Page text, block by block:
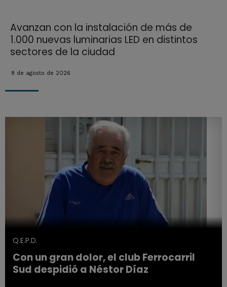
Avanzan con la instalación de más de
1.000 nuevas luminarias LED en distintos
sectores de la ciudad
8 de agosto de 2026
Q.E.P.D.
Con un gran dolor, el club Ferrocarril
Sud despidió a Néstor Díaz